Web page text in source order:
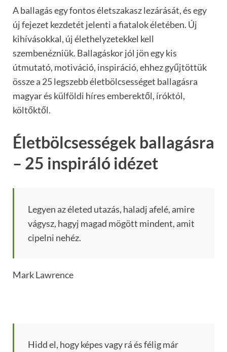
A ballagás egy fontos életszakasz lezárását, és egy
új fejezet kezdetét jelenti a fiatalok életében. Új
kihívásokkal, új élethelyzetekkel kell
szembenézniük. Ballagáskor jól jön egy kis
útmutató, motiváció, inspiráció, ehhez gyűjtöttük
össze a 25 legszebb életbölcsességet ballagásra
magyar és külföldi híres emberektől, íróktól,
költőktől.
Életbölcsességek ballagásra
– 25 inspiráló idézet
Legyen az életed utazás, haladj afelé, amire
vágysz, hagyj magad mögött mindent, amit
cipelni nehéz.
Mark Lawrence
Hidd el, hogy képes vagy rá és félig már